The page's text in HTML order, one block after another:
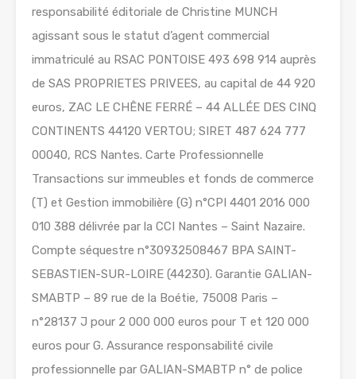
responsabilité éditoriale de Christine MUNCH
agissant sous le statut d’agent commercial
immatriculé au RSAC PONTOISE 493 698 914 auprès
de SAS PROPRIETES PRIVEES, au capital de 44 920
euros, ZAC LE CHÊNE FERRÉ – 44 ALLÉE DES CINQ
CONTINENTS 44120 VERTOU; SIRET 487 624 777
00040, RCS Nantes. Carte Professionnelle
Transactions sur immeubles et fonds de commerce
(T) et Gestion immobilière (G) n°CPI 4401 2016 000
010 388 délivrée par la CCI Nantes – Saint Nazaire.
Compte séquestre n°30932508467 BPA SAINT-
SEBASTIEN-SUR-LOIRE (44230). Garantie GALIAN-
SMABTP – 89 rue de la Boétie, 75008 Paris –
n°28137 J pour 2 000 000 euros pour T et 120 000
euros pour G. Assurance responsabilité civile
professionnelle par GALIAN-SMABTP n° de police